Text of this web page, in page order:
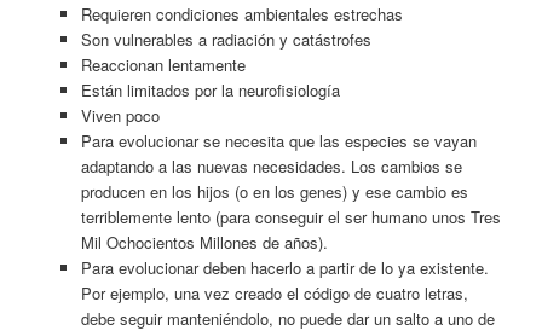
Requieren condiciones ambientales estrechas
Son vulnerables a radiación y catástrofes
Reaccionan lentamente
Están limitados por la neurofisiología
Viven poco
Para evolucionar se necesita que las especies se vayan
adaptando a las nuevas necesidades. Los cambios se
producen en los hijos (o en los genes) y ese cambio es
terriblemente lento (para conseguir el ser humano unos Tres
Mil Ochocientos Millones de años).
Para evolucionar deben hacerlo a partir de lo ya existente.
Por ejemplo, una vez creado el código de cuatro letras,
debe seguir manteniéndolo, no puede dar un salto a uno de